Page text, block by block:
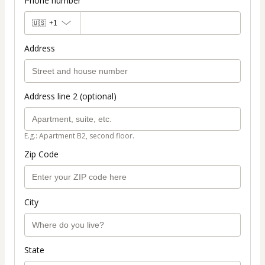
🇺🇸 +1
Address
Address line 2 (optional)
E.g.: Apartment B2, second floor.
Zip Code
City
State